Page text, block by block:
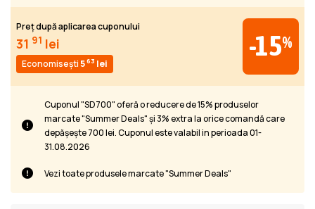
Preț după aplicarea cuponului
31 91 lei
Economisești563 lei
-15%
Cuponul "SD700" oferă o reducere de 15% produselor
marcate "Summer Deals" și 3% extra la orice comandă care
depășește 700 lei. Cuponul este valabil in perioada 01-
31.08.2026
Vezi toate produsele marcate "Summer Deals"